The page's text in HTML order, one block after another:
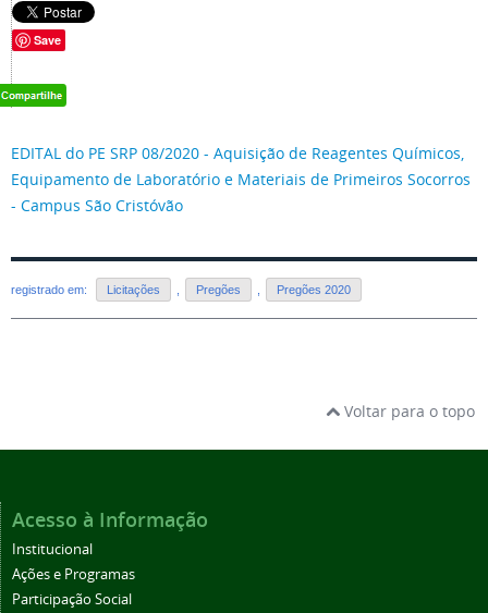
Save
EDITAL do PE SRP 08/2020 - Aquisição de Reagentes Químicos,
Equipamento de Laboratório e Materiais de Primeiros Socorros
- Campus São Cristóvão
registrado em: Licitações Pregões Pregões 2020
Voltar para o topo
Acesso à Informação
Institucional
Ações e Programas
Participação Social